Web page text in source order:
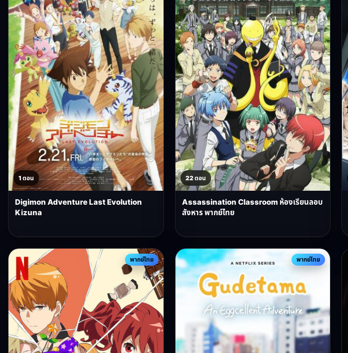
1 ตอน
Digimon Adventure Last Evolution
Kizuna
22 ตอน
Assassination Classroom ห้องเรียนลอบ
สังหาร พากย์ไทย
พากย์ไทย พากย์ไทย